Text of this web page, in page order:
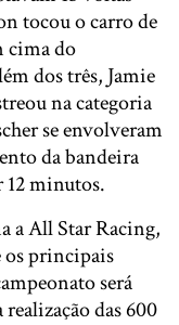
tocou o carro de
cima do
dos três, Jamie
na categoria
se envolveram
da bandeira
12 minutos.
a All Star Racing,
os principais
será
das 600